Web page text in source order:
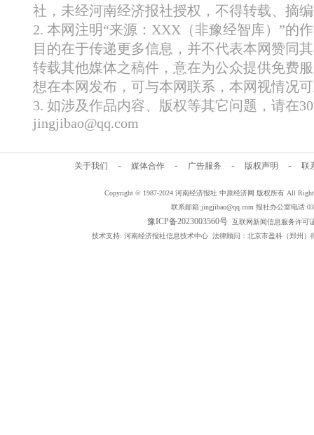
社，未经河南经济报社授权，不得转载、摘
2. 本网注明“来源：XXX（非豫经智库）”的
目的在于传递更多信息，并不代表本网赞同
转载其他媒体之稿件，意在为公众提供免费
想在本网发布，可与本网联系，本网视情况
3. 如涉及作品内容、版权等其它问题，请在
jingjibao@qq.com
关于我们 - 媒体合作 - 广告服务 - 版权声明 - 联
Copyright © 1987-2024 河南经济报社 中原经济网 版权所有 All
联系邮箱:jingjibao@qq.com 报社办公室电话
豫ICP备2023003560号互联网新闻信息服务许可
技术支持: 河南经济报社信息技术中心 法律顾问：北京市盈科（郑州